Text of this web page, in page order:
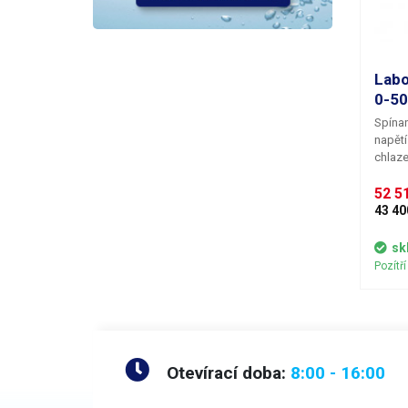
0-
52
43
Otevírací doba: 8:00 - 16:00